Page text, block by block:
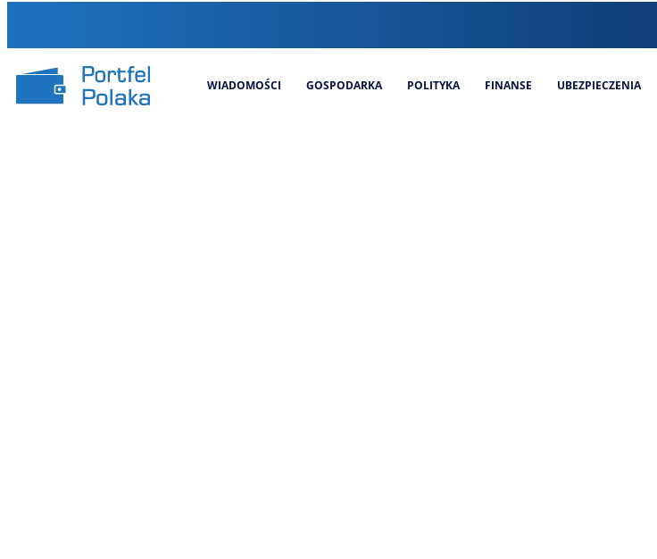
WIADOMOŚCI GOSPODARKA POLITYKA FINANSE UBEZPIECZENIA